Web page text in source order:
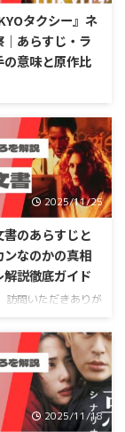
タクシー』ネ
｜あらすじ・ラ
の意味と原作比
訪問いただきありが
す。物語の知恵袋、
ろうです。 この記
TOKYOタクシーをネ
いから知りたいあな
あらすじや結末だけ
トの小切手の意味や
との違い、キャスト
までまとめて整理し
タクシーのラ
きちんと押さえたい
DVや老後、介護施
のテーマをどう扱っ
になる人もいますよ
タクシーとの違いが
タクシー考察を
いう声 ...
2025/11/25
のあらすじと
ンなのかの真相
解説徹底ガイド
訪問いただきありが
す。物語の知恵袋、
ろうです。 この記
ペリカン文書」のあ
像をできるだけわか
していきます。ま
文書の映画の基本情
、ネタバレなしで分
2025/11/18